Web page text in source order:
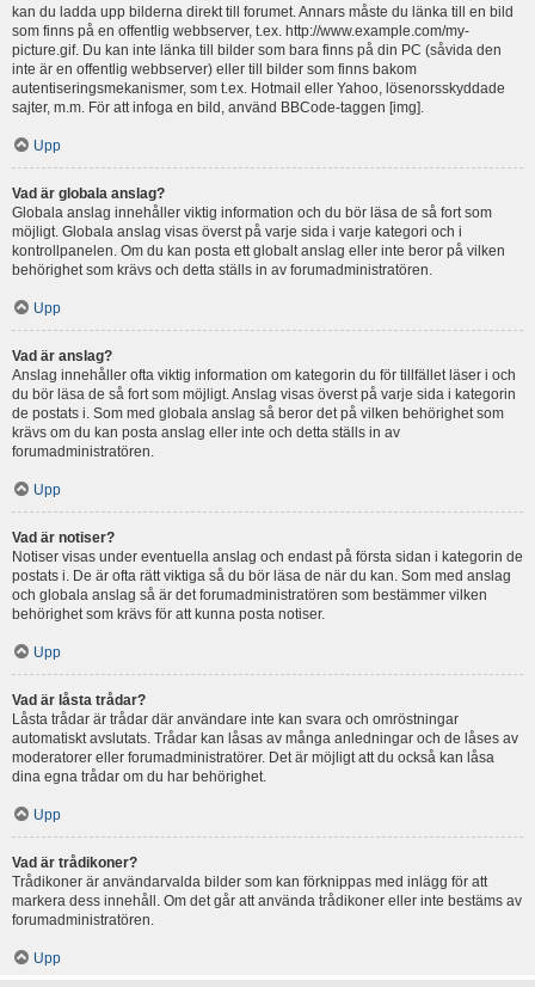
kan du ladda upp bilderna direkt till forumet. Annars måste du länka till en bild
som finns på en offentlig webbserver, t.ex. http://www.example.com/my-
picture.gif. Du kan inte länka till bilder som bara finns på din PC (såvida den
inte är en offentlig webbserver) eller till bilder som finns bakom
autentiseringsmekanismer, som t.ex. Hotmail eller Yahoo, lösenorsskyddade
sajter, m.m. För att infoga en bild, använd BBCode-taggen [img].
Upp
Vad är globala anslag?
Globala anslag innehåller viktig information och du bör läsa de så fort som
möjligt. Globala anslag visas överst på varje sida i varje kategori och i
kontrollpanelen. Om du kan posta ett globalt anslag eller inte beror på vilken
behörighet som krävs och detta ställs in av forumadministratören.
Upp
Vad är anslag?
Anslag innehåller ofta viktig information om kategorin du för tillfället läser i och
du bör läsa de så fort som möjligt. Anslag visas överst på varje sida i kategorin
de postats i. Som med globala anslag så beror det på vilken behörighet som
krävs om du kan posta anslag eller inte och detta ställs in av
forumadministratören.
Upp
Vad är notiser?
Notiser visas under eventuella anslag och endast på första sidan i kategorin de
postats i. De är ofta rätt viktiga så du bör läsa de när du kan. Som med anslag
och globala anslag så är det forumadministratören som bestämmer vilken
behörighet som krävs för att kunna posta notiser.
Upp
Vad är låsta trådar?
Låsta trådar är trådar där användare inte kan svara och omröstningar
automatiskt avslutats. Trådar kan låsas av många anledningar och de låses av
moderatorer eller forumadministratörer. Det är möjligt att du också kan låsa
dina egna trådar om du har behörighet.
Upp
Vad är trådikoner?
Trådikoner är användarvalda bilder som kan förknippas med inlägg för att
markera dess innehåll. Om det går att använda trådikoner eller inte bestäms av
forumadministratören.
Upp